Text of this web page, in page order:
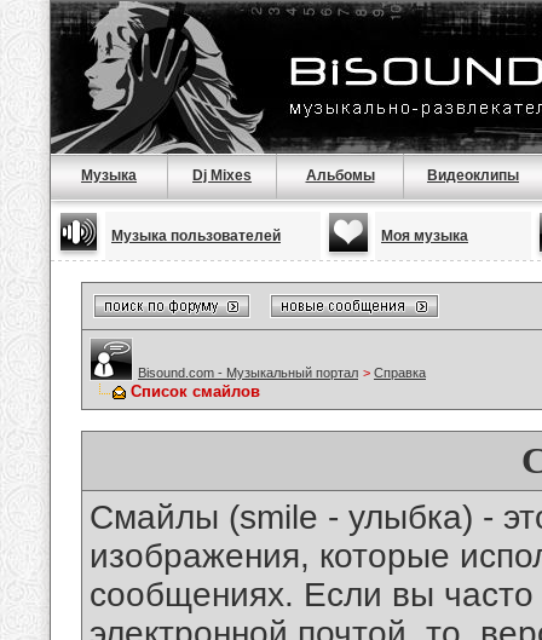
Музыка Dj Mixes Альбомы Видеоклипы
Музыка пользователей Моя музыка
Bisound.com - Музыкальный портал > Справка
Список смайлов
Смайлы (smile - улыбка) -
изображения, которые
сообщениях. Если вы часто